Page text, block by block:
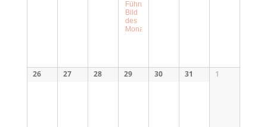
Führung
Bild
des
Monats
26 27 28 29 30 31 1